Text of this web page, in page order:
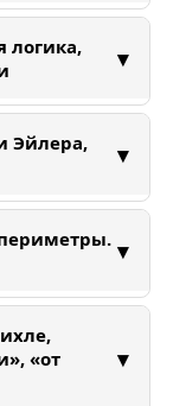
перебора,
и
логика,
▾
решать
Эйлера,
▾
помогающие
графов и
▾
вычислять
на
«от
▾